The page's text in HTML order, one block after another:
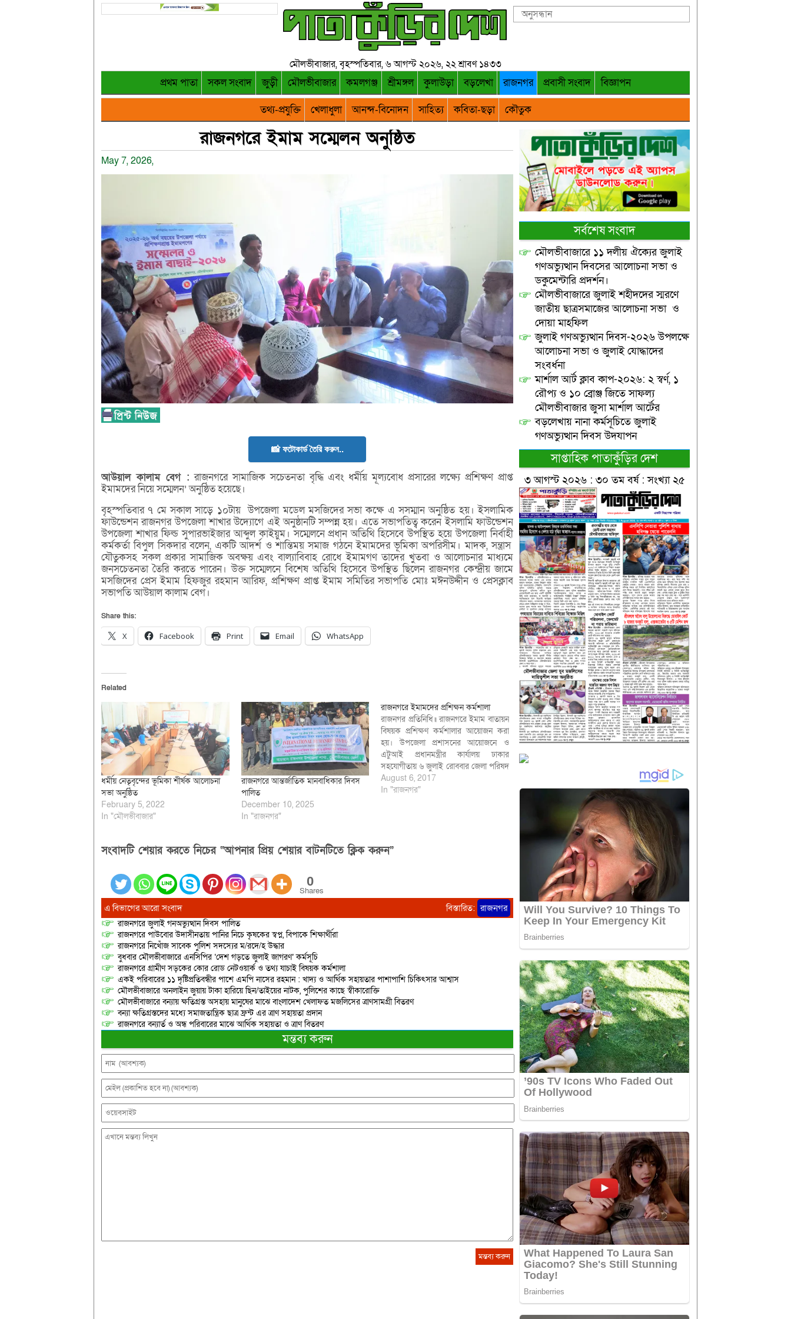
মৌলভীবাজার, বৃহস্পতিবার, ৬ আগস্ট ২০২৬, ২২ শ্রাবণ ১৪৩৩
প্রথম পাতা সকল সংবাদ জুড়ী মৌলভীবাজার কমলগঞ্জ শ্রীমঙ্গল কুলাউড়া বড়লেখা রাজনগর প্রবাসী সংবাদ
বিজ্ঞাপন
তথ্য-প্রযুক্তি
খেলাধুলা আনন্দ-বিনোদন সাহিত্য কবিতা-ছড়া কৌতুক
রাজনগরে ইমাম সম্মেলন অনুষ্ঠিত
May 7, 2026,
📸 ফটোকার্ড তৈরি করুন..
আউয়ালকালাম বেগ : রাজনগরে সামাজিক সচেতনতা বৃদ্ধি এবং ধর্মীয় মূল্যবোধ প্রসারের লক্ষ্যে প্রশিক্ষণ প্রাপ্ত
ইমামদের নিয়ে সম্মেলন’ অনুষ্ঠিত হয়েছে।
বৃহস্পতিবার ৭ মে সকাল সাড়ে ১০টায় উপজেলা মডেল মসজিদের সভা কক্ষে এ সসম্মান অনুষ্ঠিত হয়। ইসলামিক
ফাউন্ডেশন রাজনগর উপজেলা শাখার উদ্যোগে এই অনুষ্ঠানটি সম্পন্ন হয়। এতে সভাপতিত্ব করেন ইসলামি ফাউন্ডেশন
উপজেলা শাখার ফিল্ড সুপারভাইজার আব্দুল কাইয়ুম। সম্মেলনে প্রধান অতিথি হিসেবে উপস্থিত হয়ে উপজেলা নির্বাহী
কর্মকর্তা বিপুল সিকদার বলেন, একটি আদর্শ ও শান্তিময় সমাজ গঠনে ইমামদের ভূমিকা অপরিসীম। মাদক, সন্ত্রাস
যৌতুকসহ সকল প্রকার সামাজিক অবক্ষয় এবং বাল্যাবিবাহ রোধে ইমামগণ তাদের খুতবা ও আলোচনার মাধ্যমে
জনসচেতনতা তৈরি করতে পারেন। উক্ত সম্মেলনে বিশেষ অতিথি হিসেবে উপস্থিত ছিলেন রাজনগর কেন্দ্রীয় জামে
মসজিদের প্রেস ইমাম হিফজুর রহমান আরিফ, প্রশিক্ষণ প্রাপ্ত ইমাম সমিতির সভাপতি মোঃ মঈনউদ্দীন ও প্রেসক্লাব
সভাপতি আউয়াল কালাম বেগ।
Share this:
X Facebook Print Email WhatsApp
Related
ধর্মীয় নেতৃবৃন্দের ভূমিকা শীর্ষক আলোচনা
সভা অনুষ্ঠিত
February 5, 2022
In "মৌলভীবাজার"
রাজনগরে আন্তর্জাতিক মানবাধিকার দিবস
পালিত
December 10, 2025
In "রাজনগর"
রাজনগরে ইমামদের প্রশিক্ষন কর্মশালা
রাজনগর প্রতিনিধি॥ রাজনগরে ইমাম বাতায়ন
বিষয়ক প্রশিক্ষণ কর্মশালার আয়োজন করা
হয়। উপজেলা প্রশাসনের আয়োজনে ও
এটুআই প্রধানমন্ত্রীর কার্যালয় ঢাকার
সহযোগীতায় ৬ জুলাই রোববার জেলা পরিষদ
অডিটোরিয়ামে মসজিদের ইমামদের নিয়ে এ
কর্মশালা অনুষ্ঠিত হয়। এতে সভাপতিত্ব
August 6, 2017
In "রাজনগর"
সংবাদটি শেয়ার করতে নিচের “আপনার প্রিয় শেয়ার বাটনটিতে ক্লিক করুন”
0
Shares
এ বিভাগের আরো সংবাদ বিস্তারিত: রাজনগর
রাজনগরে জুলাই গনঅভ্যুত্থান দিবস পালিত
রাজনগরে পাউবোর উদাসীনতায় পানির নিচে কৃষকের স্বপ্ন, বিপাকে শিক্ষার্থীরা
রাজনগরে নিখোঁজ সাবেক পুলিশ সদস্যের ম/রদে/হ উদ্ধার
বুধবার মৌলভীবাজারে এনসিপির ‘দেশ গড়তে জুলাই জাগরণ’ কর্মসূচি
রাজনগরে গ্রামীণ সড়কের কোর রোড নেটওয়ার্ক ও তথ্য যাচাই বিষয়ক কর্মশালা
একই পরিবারের ১১ দৃষ্টিপ্রতিবন্ধীর পাশে এমপি নাসের রহমান : খাদ্য ও আর্থিক সহায়তার পাশাপাশি চিকিৎসার আশ্বাস
মৌলভীবাজারে অনলাইন জুয়ায় টাকা হারিয়ে ছিন/তাইয়ের নাটক, পুলিশের কাছে স্বীকারোক্তি
মৌলভীবাজারে বন্যায় ক্ষতিগ্রস্ত অসহায় মানুষের মাঝে বাংলাদেশ খেলাফত মজলিসের ত্রাণসামগ্রী বিতরণ
বন্যা ক্ষতিগ্রস্তদের মধ্যে সমাজতান্ত্রিক ছাত্র ফ্রন্ট এর ত্রাণ সহায়তা প্রদান
রাজনগরে বন্যার্ত ও অন্ধ পরিবারের মাঝে আর্থিক সহায়তা ও ত্রাণ বিতরণ
মন্তব্য করুন
সর্বশেষ সংবাদ
মৌলভীবাজারে ১১ দলীয় ঐক্যের জুলাই
গণঅভ্যুত্থান দিবসের আলোচনা সভা ও
ডকুমেন্টারি প্রদর্শন।
মৌলভীবাজারে জুলাই শহীদদের স্মরণে
জাতীয় ছাত্রসমাজের আলোচনা সভা ও
দোয়া মাহফিল
জুলাই গণঅভ্যুত্থান দিবস-২০২৬ উপলক্ষে
আলোচনা সভা ও জুলাই যোদ্ধাদের
সংবর্ধনা
মার্শাল আর্ট ক্লাব কাপ-২০২৬: ২ স্বর্ণ, ১
রৌপ্য ও ১০ ব্রোঞ্জ জিতে সাফল্য
মৌলভীবাজার জুসা মার্শাল আর্টের
বড়লেখায় নানা কর্মসূচিতে জুলাই
গণঅভ্যুত্থান দিবস উদযাপন
সাপ্তাহিক পাতাকুঁড়ির দেশ
৩ আগস্ট ২০২৬ : ৩০ তম বর্ষ : সংখ্যা ২৫